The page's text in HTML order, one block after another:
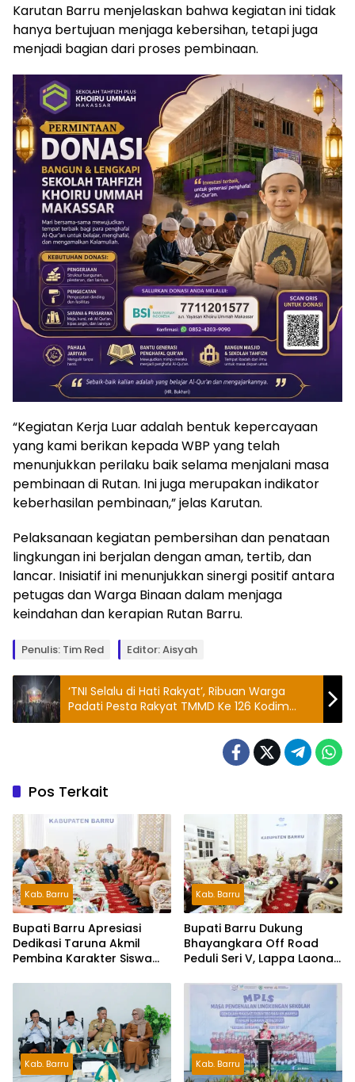
Karutan Barru menjelaskan bahwa kegiatan ini tidak
hanya bertujuan menjaga kebersihan, tetapi juga
menjadi bagian dari proses pembinaan.
“Kegiatan Kerja Luar adalah bentuk kepercayaan
yang kami berikan kepada WBP yang telah
menunjukkan perilaku baik selama menjalani masa
pembinaan di Rutan. Ini juga merupakan indikator
keberhasilan pembinaan,” jelas Karutan.
Pelaksanaan kegiatan pembersihan dan penataan
lingkungan ini berjalan dengan aman, tertib, dan
lancar. Inisiatif ini menunjukkan sinergi positif antara
petugas dan Warga Binaan dalam menjaga
keindahan dan kerapian Rutan Barru.
Penulis: Tim Red Editor: Aisyah
‘TNI Selalu di Hati Rakyat’, Ribuan Warga
Padati Pesta Rakyat TMMD Ke 126 Kodim
1426 Takalar
Pos Terkait
Kab. Barru
Bupati Barru Apresiasi
Dedikasi Taruna Akmil
Pembina Karakter Siswa
Kab. Barru
Bupati Barru Dukung
Bhayangkara Off Road
Peduli Seri V, Lappa Laona
Peserta
Kab. Barru Kab. Barru